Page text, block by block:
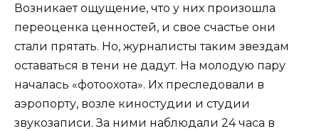
Возникает ощущение, что у них произошла
переоценка ценностей, и свое счастье они
стали прятать. Но, журналисты таким звездам
оставаться в тени не дадут. На молодую пару
началась «фотоохота». Их преследовали в
аэропорту, возле киностудии и студии
звукозаписи. За ними наблюдали 24 часа в